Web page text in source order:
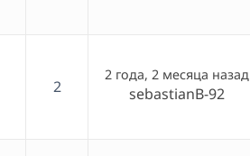
2
2 года, 2 месяца назад
sebastianB-92